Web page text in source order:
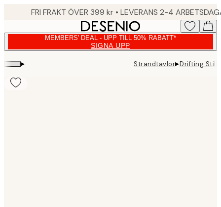
FRI FRAKT ÖVER 399 kr • LEVERANS 2-4
MEMBERS' DEAL - UPP TILL 50% RABATT*
SIGNA UPP
▸ Strandtavlor▸Drifting Still